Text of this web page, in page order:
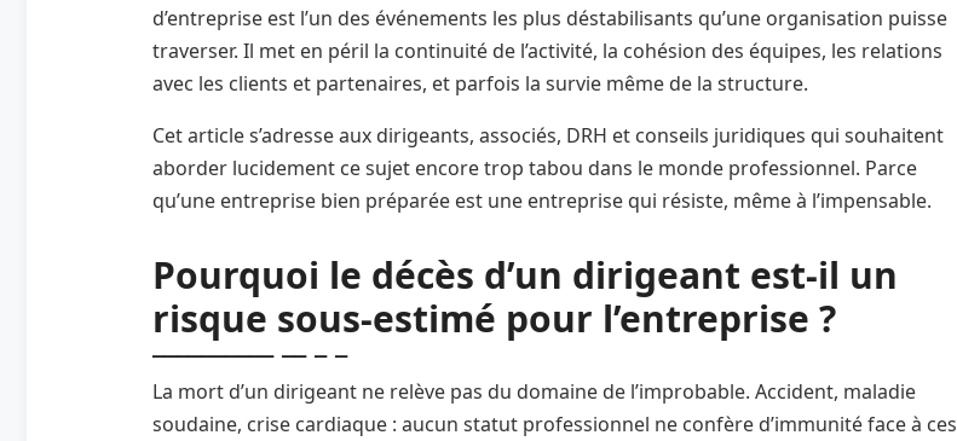
d’entreprise est l’un des événements les plus déstabilisants qu’une organisation puisse
traverser. Il met en péril la continuité de l’activité, la cohésion des équipes, les relations
avec les clients et partenaires, et parfois la survie même de la structure.
Cet article s’adresse aux dirigeants, associés, DRH et conseils juridiques qui souhaitent
aborder lucidement ce sujet encore trop tabou dans le monde professionnel. Parce
qu’une entreprise bien préparée est une entreprise qui résiste, même à l’impensable.
Pourquoi le décès d’un dirigeant est-il un
risque sous-estimé pour l’entreprise ?
La mort d’un dirigeant ne relève pas du domaine de l’improbable. Accident, maladie
soudaine, crise cardiaque : aucun statut professionnel ne confère d’immunité face à ces